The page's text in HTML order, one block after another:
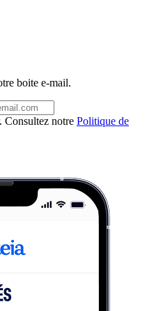
boite e-mail.
Consultez notre Politique de